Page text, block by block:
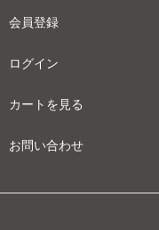
会員登録
ログイン
カートを見る
お問い合わせ